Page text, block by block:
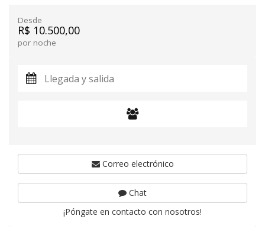
Desde
R$ 10.500,00
por noche
Correo electrónico
Chat
¡Póngate en contacto con nosotros!